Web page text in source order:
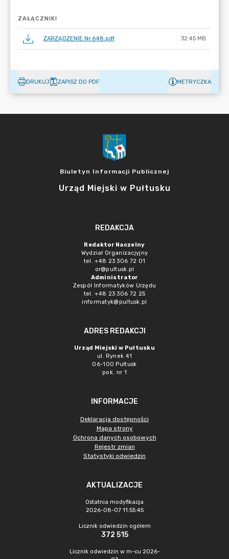
ZAŁĄCZNIKI
ZARZĄDZENIE Nr 648.pdf 32.45 MB
DRUKUJ ZAPISZ DO PDF METRYCZKA
Biuletyn Informacji Publicznej
Urząd Miejski w Pułtusku
REDAKCJA
Redaktor Naczelny
Wydział Organizacjyjny
tel. +48 23 306 72 01
or@pultusk.pl
Administrator
Zespół Informatyków Urzędu
tel. +48 23 306 72 25
informatyk@pultusk.pl
ADRES REDAKCJI
Urząd Miejski w Pułtusku
ul. Rynek 41
06-100 Pułtusk
pok. nr 1
INFORMACJE
Deklaracja dostępności
Mapa strony
Ochrona danych osobowych
Rejestr zmian
Statystyki odwiedzin
AKTUALIZACJE
Ostatnia modyfikacja
2026-08-07 11:55:45
Licznik odwiedzin ogółem
372 515
Licznik odwiedzin w m-cu 2026-